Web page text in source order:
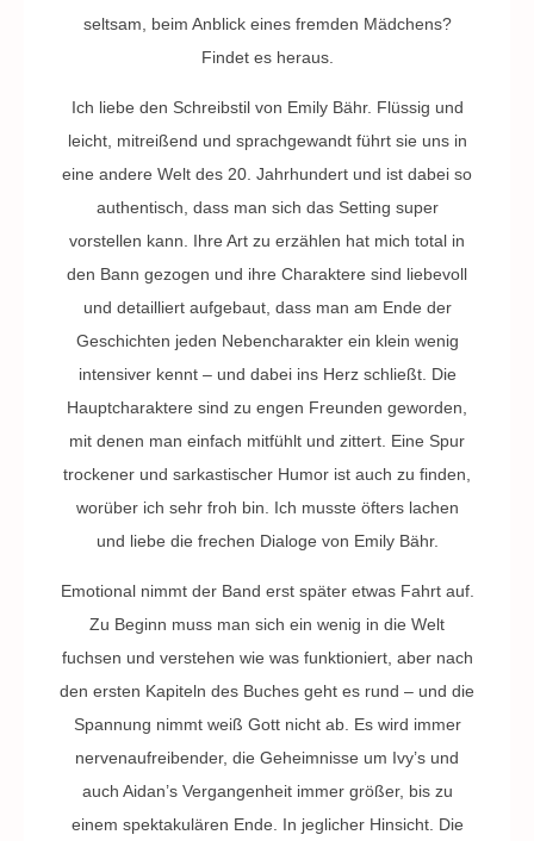
seltsam, beim Anblick eines fremden Mädchens?
Findet es heraus.
Ich liebe den Schreibstil von Emily Bähr. Flüssig und
leicht, mitreißend und sprachgewandt führt sie uns in
eine andere Welt des 20. Jahrhundert und ist dabei so
authentisch, dass man sich das Setting super
vorstellen kann. Ihre Art zu erzählen hat mich total in
den Bann gezogen und ihre Charaktere sind liebevoll
und detailliert aufgebaut, dass man am Ende der
Geschichten jeden Nebencharakter ein klein wenig
intensiver kennt – und dabei ins Herz schließt. Die
Hauptcharaktere sind zu engen Freunden geworden,
mit denen man einfach mitfühlt und zittert. Eine Spur
trockener und sarkastischer Humor ist auch zu finden,
worüber ich sehr froh bin. Ich musste öfters lachen
und liebe die frechen Dialoge von Emily Bähr.
Emotional nimmt der Band erst später etwas Fahrt auf.
Zu Beginn muss man sich ein wenig in die Welt
fuchsen und verstehen wie was funktioniert, aber nach
den ersten Kapiteln des Buches geht es rund – und die
Spannung nimmt weiß Gott nicht ab. Es wird immer
nervenaufreibender, die Geheimnisse um Ivy’s und
auch Aidan’s Vergangenheit immer größer, bis zu
einem spektakulären Ende. In jeglicher Hinsicht. Die